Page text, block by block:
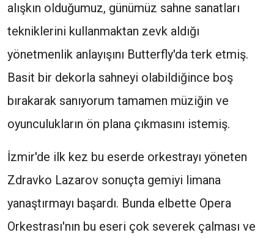
alışkın olduğumuz, günümüz sahne sanatları
tekniklerini kullanmaktan zevk aldığı
yönetmenlik anlayışını Butterfly'da terk etmiş.
Basit bir dekorla sahneyi olabildiğince boş
bırakarak sanıyorum tamamen müziğin ve
oyunculukların ön plana çıkmasını istemiş.
İzmir'de ilk kez bu eserde orkestrayı yöneten
Zdravko Lazarov sonuçta gemiyi limana
yanaştırmayı başardı. Bunda elbette Opera
Orkestrası'nın bu eseri çok severek çalması ve